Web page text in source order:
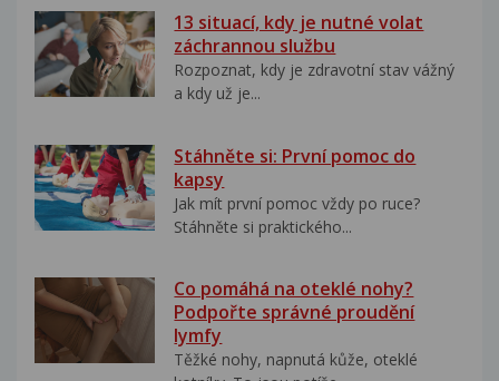
13 situací, kdy je nutné volat
záchrannou službu
Rozpoznat, kdy je zdravotní stav vážný
a kdy už je...
Stáhněte si: První pomoc do
kapsy
Jak mít první pomoc vždy po ruce?
Stáhněte si praktického...
Co pomáhá na oteklé nohy?
Podpořte správné proudění
lymfy
Těžké nohy, napnutá kůže, oteklé